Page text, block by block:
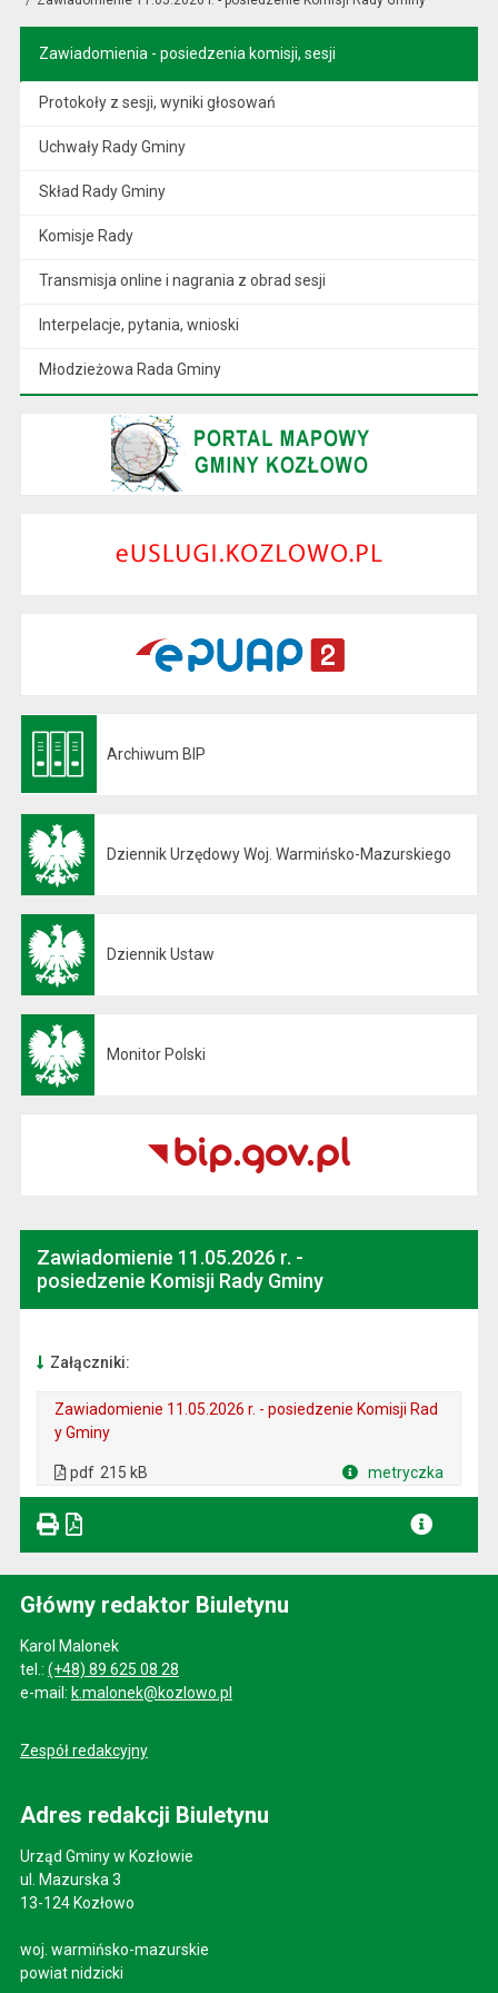
Zawiadomienia - posiedzenia komisji, sesji
Protokoły z sesji, wyniki głosowań
Uchwały Rady Gminy
Skład Rady Gminy
Komisje Rady
Transmisja online i nagrania z obrad sesji
Interpelacje, pytania, wnioski
Młodzieżowa Rada Gminy
Archiwum BIP
Dziennik Urzędowy Woj. Warmińsko-Mazurskiego
Dziennik Ustaw
Monitor Polski
Zawiadomienie 11.05.2026 r. -
posiedzenie Komisji Rady Gminy
Załączniki:
Zawiadomienie 11.05.2026 r. - posiedzenie Komisji Rad
y Gminy
pdf 215 kB metryczka
Główny redaktor Biuletynu
Karol Malonek
tel.: (+48) 89 625 08 28
e-mail: k.malonek@kozlowo.pl
Zespół redakcyjny
Adres redakcji Biuletynu
Urząd Gminy w Kozłowie
ul. Mazurska 3
13-124 Kozłowo
woj. warmińsko-mazurskie
powiat nidzicki